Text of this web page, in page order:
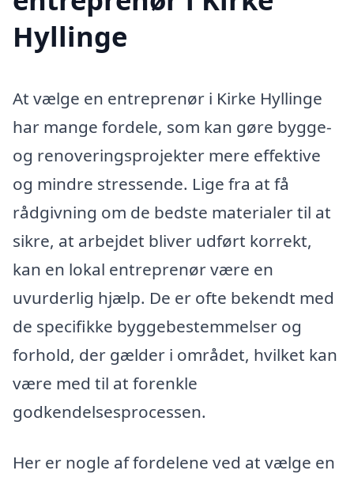
Hyllinge
At vælge en entreprenør i Kirke Hyllinge
har mange fordele, som kan gøre bygge-
og renoveringsprojekter mere effektive
og mindre stressende. Lige fra at få
rådgivning om de bedste materialer til at
sikre, at arbejdet bliver udført korrekt,
kan en lokal entreprenør være en
uvurderlig hjælp. De er ofte bekendt med
de specifikke byggebestemmelser og
forhold, der gælder i området, hvilket kan
være med til at forenkle
godkendelsesprocessen.
Her er nogle af fordelene ved at vælge en